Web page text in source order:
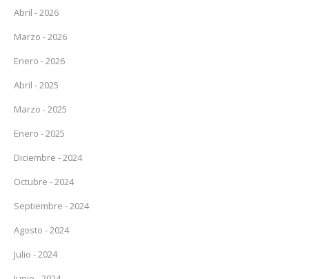
Abril - 2026
Marzo - 2026
Enero - 2026
Abril - 2025
Marzo - 2025
Enero - 2025
Diciembre - 2024
Octubre - 2024
Septiembre - 2024
Agosto - 2024
Julio - 2024